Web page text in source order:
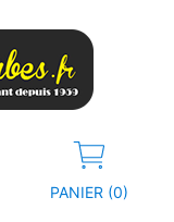
PANIER (0)